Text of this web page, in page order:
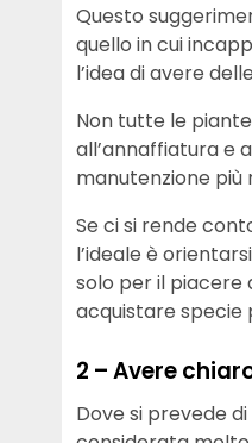
Questo
quello in cui
l’idea di avere
Non tutte le
all’annaffiatura e
manutenzione più
Se ci si rende
l’ideale è
solo per il piacere
acquistare specie
2 – Avere
Dove si prevede